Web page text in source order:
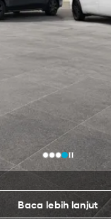
Baca lebih lanjut